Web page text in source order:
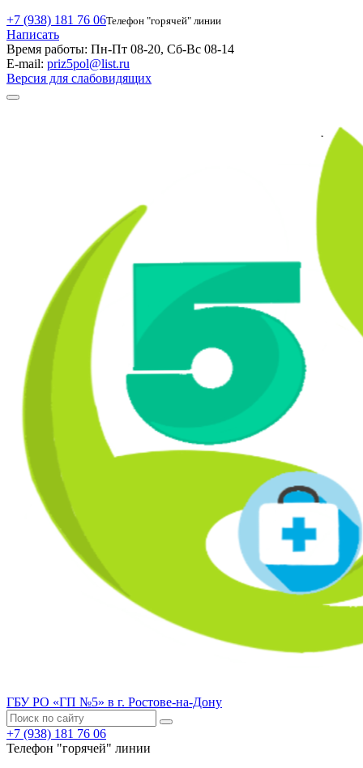
+7 (938) 181 76 06Телефон "горячей" линии
Написать
Время работы: Пн-Пт 08-20, Сб-Вс 08-14
E-mail: priz5pol@list.ru
Версия для слабовидящих
ГБУ РО «ГП №5» в г. Ростове-на-Дону
+7 (938) 181 76 06
Телефон "горячей" линии